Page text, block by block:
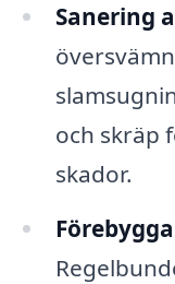
Sanering
och skräp
skador.